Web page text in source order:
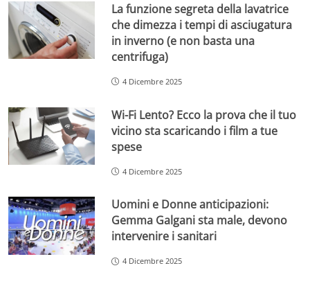
La funzione segreta della lavatrice
che dimezza i tempi di asciugatura
in inverno (e non basta una
centrifuga)
4 Dicembre 2025
Wi-Fi Lento? Ecco la prova che il tuo
vicino sta scaricando i film a tue
spese
4 Dicembre 2025
Uomini e Donne anticipazioni:
Gemma Galgani sta male, devono
intervenire i sanitari
4 Dicembre 2025